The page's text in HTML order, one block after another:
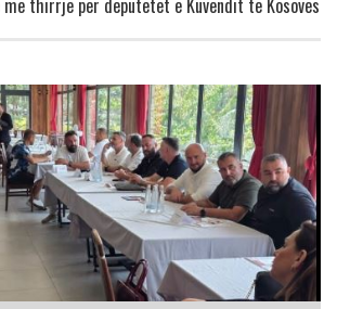
thirrje për deputetët e Kuvendit të Kosovës